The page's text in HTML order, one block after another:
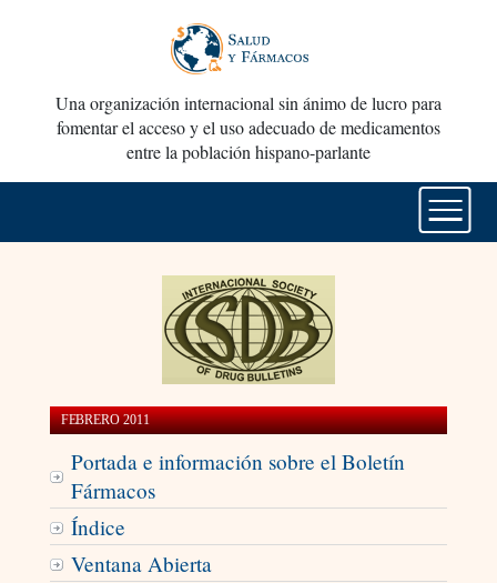
Una organización internacional sin ánimo de lucro para
fomentar el acceso y el uso adecuado de medicamentos
entre la población hispano-parlante
FEBRERO 2011
Portada e información sobre el Boletín
Fármacos
Índice
Ventana Abierta